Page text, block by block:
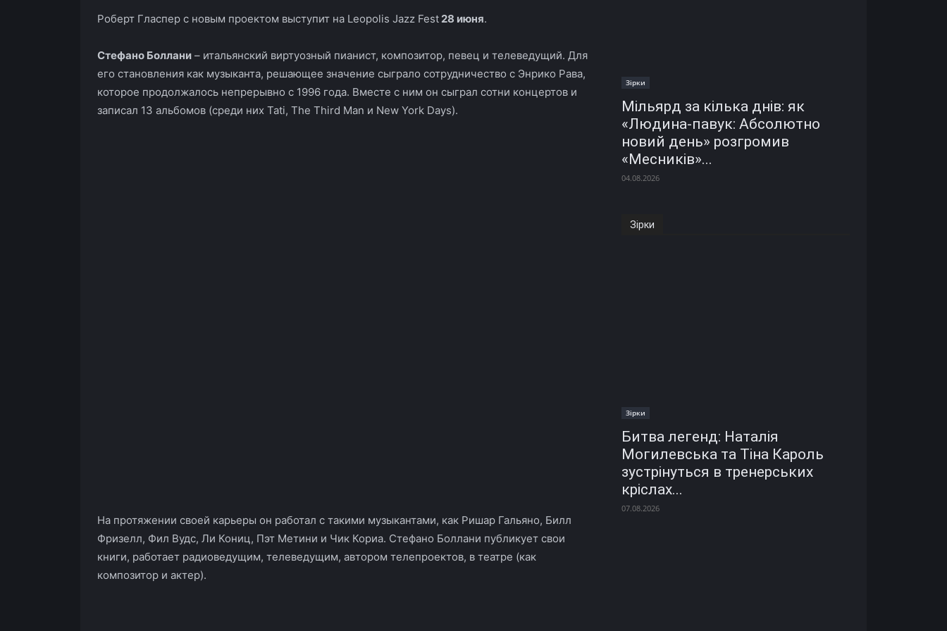
Роберт Гласпер с новым проектом выступит на Leopolis Jazz Fest 28 июня.
Стефано Боллани – итальянский виртуозный пианист, композитор, певец и телеведущий. Для
его становления как музыканта, решающее значение сыграло сотрудничество с Энрико Рава,
которое продолжалось непрерывно с 1996 года. Вместе с ним он сыграл сотни концертов и
записал 13 альбомов (среди них Tati, The Third Man и New York Days).
На протяжении своей карьеры он работал с такими музыкантами, как Ришар Гальяно, Билл
Фризелл, Фил Вудс, Ли Кониц, Пэт Метини и Чик Кориа. Стефано Боллани публикует свои
книги, работает радиоведущим, телеведущим, автором телепроектов, в театре (как
композитор и актер).
Зірки
Мільярд за кілька днів: як
«Людина-павук: Абсолютно
новий день» розгромив
«Месників»...
04.08.2026
Зірки
Зірки
Битва легенд: Наталія
Могилевська та Тіна Кароль
зустрінуться в тренерських
кріслах...
07.08.2026